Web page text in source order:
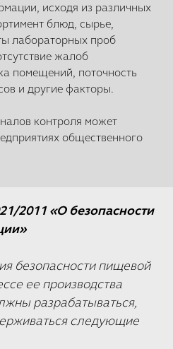
исходя из различных
блюд, сырье,
лабораторных проб
жалоб
помещений, поточность
и другие факторы.
контроля может
общественного
2011 «О безопасности
безопасности пищевой
ее производства
разрабатываться,
следующие